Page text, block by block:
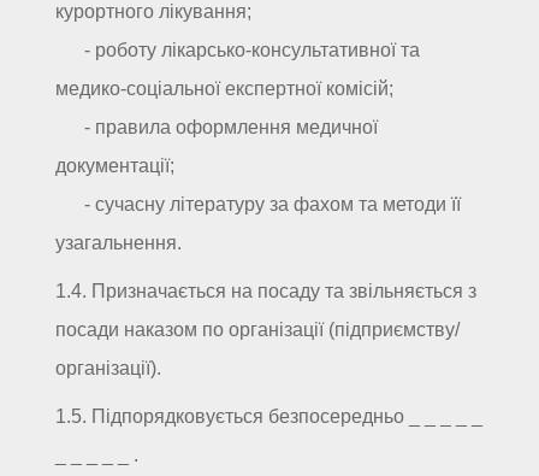
курортного лікування;
- роботу лікарсько-консультативної та
медико-соціальної експертної комісій;
- правила оформлення медичної
документації;
- сучасну літературу за фахом та методи її
узагальнення.
1.4. Призначається на посаду та звільняється з
посади наказом по організації (підприємству/
організації).
1.5. Підпорядковується безпосередньо _ _ _ _ _
_ _ _ _ _ .